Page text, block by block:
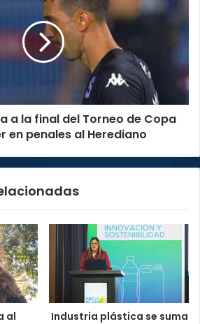
a la final del Torneo de Copa
en penales al Herediano
al
Industria plástica se suma